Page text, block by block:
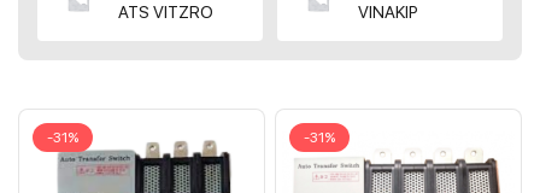
ATS VITZRO
VINAKIP
-31% -31%